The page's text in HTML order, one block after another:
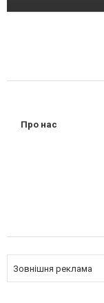
Про нас
Зовнішня реклама